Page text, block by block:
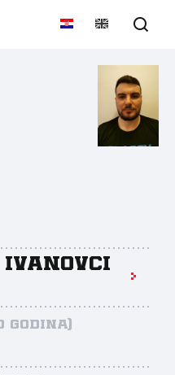
Ivanovci
godina)